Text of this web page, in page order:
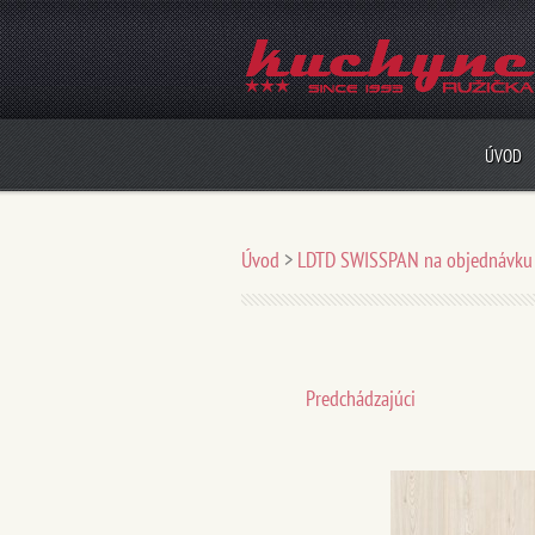
ÚVOD
Úvod > LDTD SWISSPAN na objednávku
Predchádzajúci